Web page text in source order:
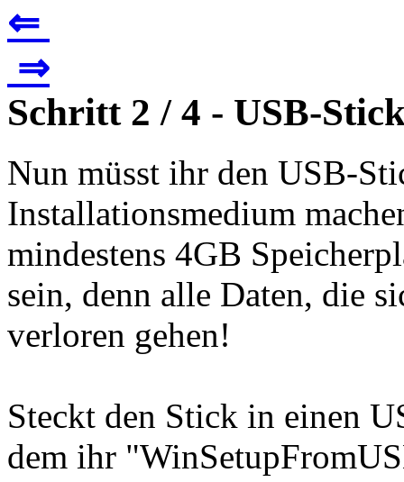
⇐
⇒
Schritt 2 / 4 - USB-
Nun müsst ihr den USB-
Installationsmedium
mindestens 4GB
sein, denn alle Daten, die
verloren gehen!
Steckt den Stick in einen
dem ihr